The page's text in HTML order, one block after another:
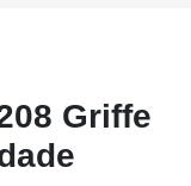
Griffe